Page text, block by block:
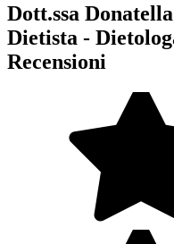
Dott.ssa
Dietista -
Recensioni